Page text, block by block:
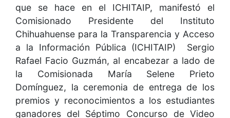
que se hace en el ICHITAIP, manifestó el
Comisionado Presidente del Instituto
Chihuahuense para la Transparencia y Acceso
a la Información Pública (ICHITAIP) Sergio
Rafael Facio Guzmán, al encabezar a lado de
la Comisionada María Selene Prieto
Domínguez, la ceremonia de entrega de los
premios y reconocimientos a los estudiantes
ganadores del Séptimo Concurso de Video